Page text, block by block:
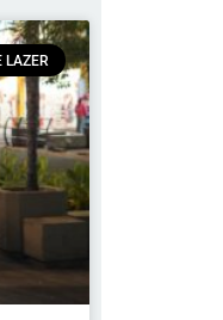
LAZER